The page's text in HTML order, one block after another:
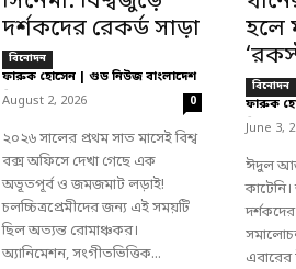
দর্শকদের রেকর্ড সাড়া
বিনোদন
ফারুক হোসেন | গুড নিউজ বাংলাদেশ
-
August 2, 2026 0
২০২৬ সালের প্রথম সাত মাসেই বিশ্ব
বক্স অফিসে দেখা গেছে এক
অভূতপূর্ব ও জমজমাট লড়াই!
চলচ্চিত্রপ্রেমীদের জন্য এই সময়টি
ছিল অত্যন্ত রোমাঞ্চকর।
অ্যানিমেশন, সংগীতভিত্তিক...
হলে
বিনোদন
ফারুক
-
June 3,
ঈদুল
এবারের